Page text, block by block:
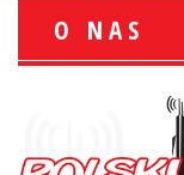
O NAS